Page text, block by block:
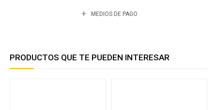
MEDIOS DE PAGO
PRODUCTOS QUE TE PUEDEN INTERESAR